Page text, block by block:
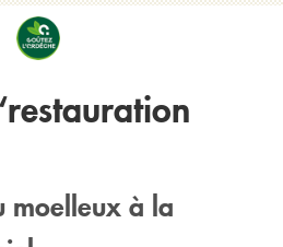
moelleux à la